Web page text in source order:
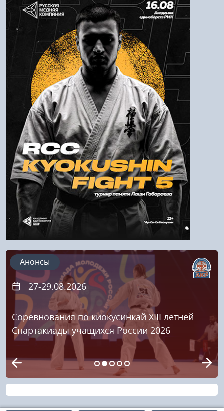
Логин:
Пароль
Войти
Напомнить пароль
Регистрация
27-29.08.2026
Соревнования по киокусинкай XIII летней
Спартакиады учащихся России 2026
Анонсы